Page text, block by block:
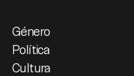
Género
Política
Cultura